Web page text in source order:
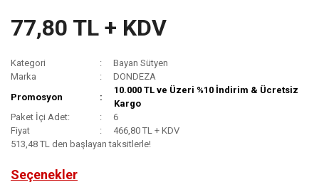
77,80 TL + KDV
Kategori
Bayan Sütyen
Marka
DONDEZA
Promosyon
10.000 TL ve Üzeri %10 İndirim & Ücretsiz
Kargo
Paket İçi Adet:
6
Fiyat
466,80 TL + KDV
513,48 TL den başlayan taksitlerle!
Seçenekler